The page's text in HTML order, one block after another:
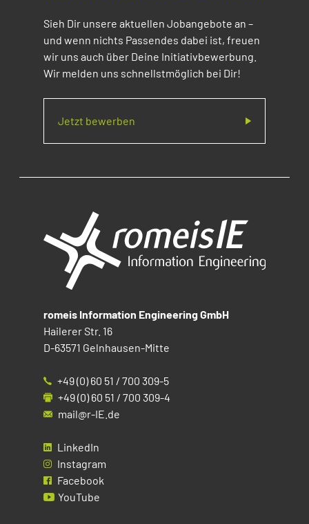
Sieh Dir unsere aktuellen Jobangebote an –
und wenn nichts Passendes dabei ist, freuen
wir uns auch über Deine Initiativbewerbung.
Wir melden uns schnellstmöglich bei Dir!
Jetzt bewerben
romeis Information Engineering GmbH
Hailerer Str. 16
D-63571 Gelnhausen-Mitte
+49 (0) 60 51 / 700 309-5
+49 (0) 60 51 / 700 309-4
mail@r-IE.de
LinkedIn
Instagram
Facebook
YouTube